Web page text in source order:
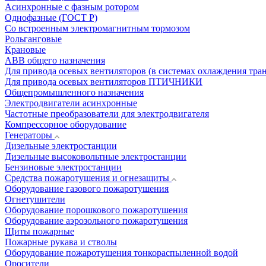
Асинхронные с фазным ротором
Однофазные (ГОСТ Р)
Со встроенным электромагнитным тормозом
Рольганговые
Крановые
АВВ общего назначения
Для привода осевых вентиляторов (в системах охлаждения
Для привода осевых вентиляторов ПТИЧНИКИ
Общепромышленного назначения
Электродвигатели асинхронные
Частотные преобразователи для электродвигателя
Компрессорное оборудование
Генераторы
Дизельные электростанции
Дизельные высоковольтные электростанции
Бензиновые электростанции
Средства пожаротушения и огнезащиты
Оборудование газового пожаротушения
Огнетушители
Оборудование порошкового пожаротушения
Оборудование аэрозольного пожаротушения
Щиты пожарные
Пожарные рукава и стволы
Оборудование пожаротушения тонкораспыленной водой
Оросители